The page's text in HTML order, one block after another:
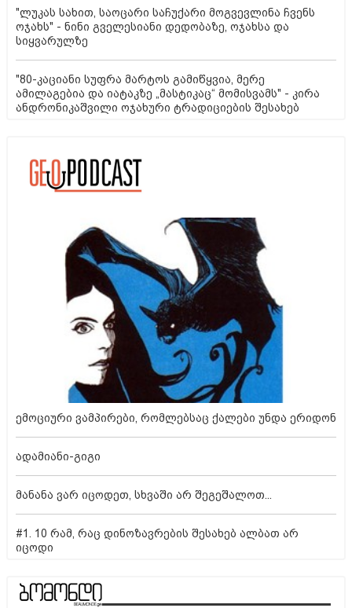
"ლუკას სახით, საოცარი საჩუქარი მოგვევლინა ჩვენს
ოჯახს" - ნინი გველესიანი დედობაზე, ოჯახსა და
სიყვარულზე
"80-კაციანი სუფრა მარტოს გამიწყვია, მერე
ამილაგებია და იატაკზე „მასტიკაც“ მომისვამს" - კირა
ანდრონიკაშვილი ოჯახური ტრადიციების შესახებ
ემოციური ვამპირები, რომლებსაც ქალები უნდა ერიდონ
ადამიანი-გიგი
მანანა ვარ იცოდეთ, სხვაში არ შეგეშალოთ...
#1. 10 რამ, რაც დინოზავრების შესახებ ალბათ არ
იცოდი